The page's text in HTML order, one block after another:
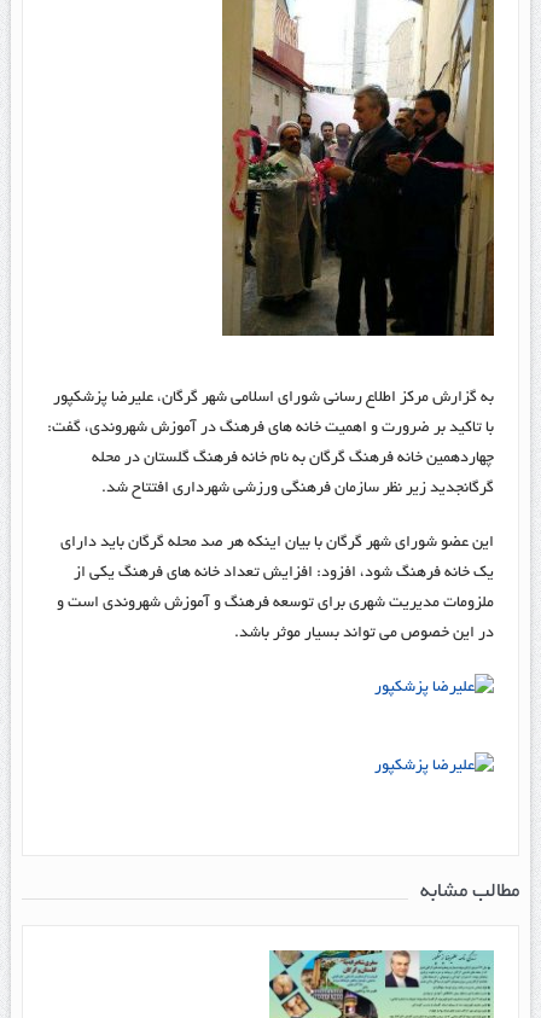
به گزارش مرکز اطلاع رسانی شورای اسلامی شهر گرگان، علیرضا پزشکپور
با تاکید بر ضرورت و اهمیت خانه های فرهنگ در آموزش شهروندی، گفت:
چهاردهمین خانه فرهنگ گرگان به نام خانه فرهنگ گلستان در محله
گرگانجدید زیر نظر سازمان فرهنگی ورزشی شهرداری افتتاح شد.
این عضو شورای شهر گرگان با بیان اینکه هر صد محله گرگان باید دارای
یک خانه فرهنگ شود، افزود: افزایش تعداد خانه های فرهنگ یکی از
ملزومات مدیریت شهری برای توسعه فرهنگ و آموزش شهروندی است و
در این خصوص می تواند بسیار موثر باشد.
مطالب مشابه